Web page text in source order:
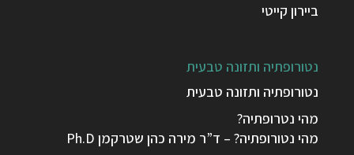
ביירון קייטי
נטורופתיה ותזונה טבעית
נטורופתיה ותזונה טבעית
מהי נטרופתיה?
מהי נטורופתיה? – ד”ר מירה כהן שטרקמן Ph.D